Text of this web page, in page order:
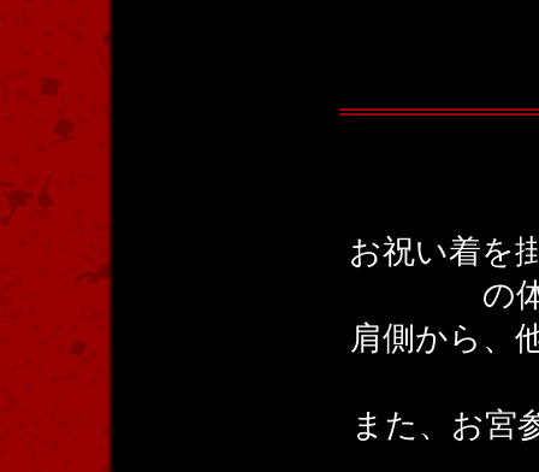
お祝い着を
の
肩側から、
また、お宮